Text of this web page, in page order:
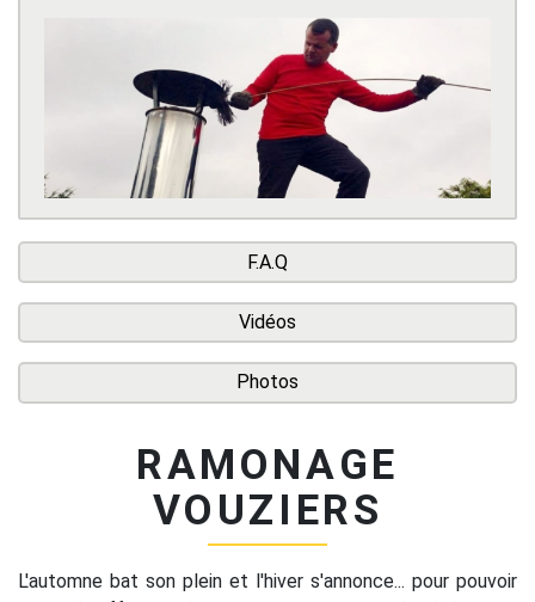
F.A.Q
Vidéos
Photos
RAMONAGE
VOUZIERS
L'automne bat son plein et l'hiver s'annonce... pour pouvoir